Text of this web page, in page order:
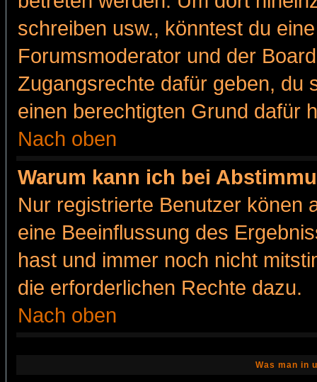
schreiben usw., könntest du
Forumsmoderator und der
Zugangsrechte dafür geben, du
einen berechtigten Grund dafür
Nach oben
Warum kann ich bei
Nur registrierte Benutzer könen
eine Beeinflussung des
hast und immer noch nicht
die erforderlichen Rechte dazu.
Nach oben
Was man in